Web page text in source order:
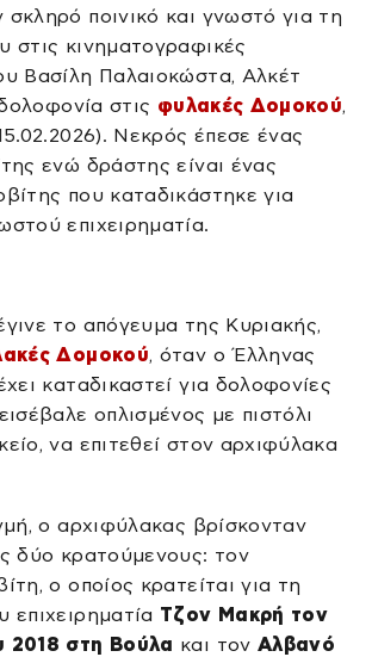
ποινικό και γνωστό για τη
στις κινηματογραφικές
Βασίλη Παλαιοκώστα, Αλκέτ
στις φυλακές Δομοκού,
Νεκρός έπεσε ένας
ενώ δράστης είναι ένας
που καταδικάστηκε για
επιχειρηματία.
το απόγευμα της Κυριακής,
Δομοκού, όταν ο Έλληνας
καταδικαστεί για δολοφονίες
οπλισμένος με πιστόλι
να επιτεθεί στον αρχιφύλακα
ο αρχιφύλακας βρίσκονταν
δύο κρατούμενους: τον
ο οποίος κρατείται για τη
επιχειρηματία Τζον Μακρή τον
2018 στη Βούλα και τον Αλβανό